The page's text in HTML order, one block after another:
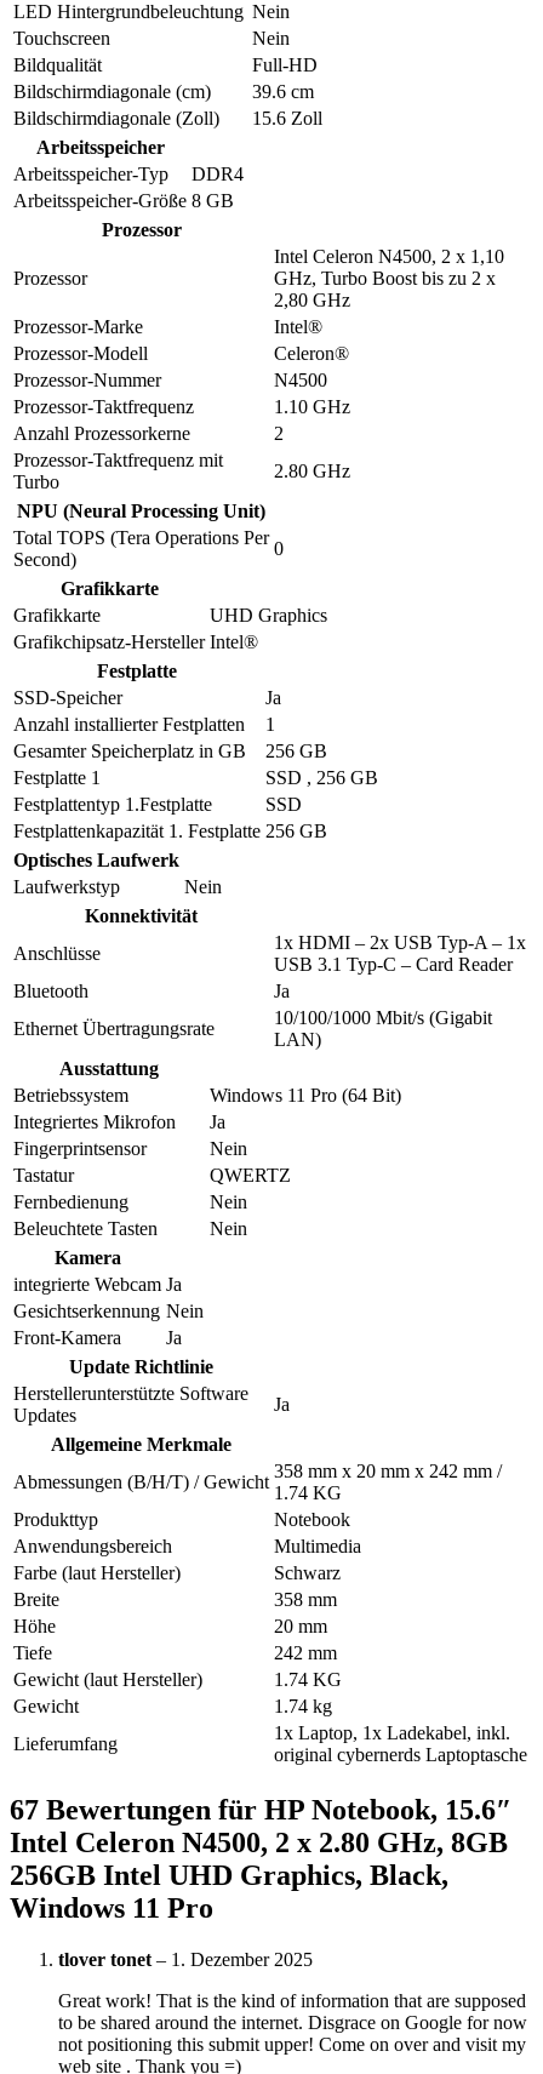
LED Hintergrundbeleuchtung Nein
Touchscreen
Nein
Bildqualität
Full-HD
Bildschirmdiagonale (cm)
39.6 cm
Bildschirmdiagonale (Zoll)
15.6 Zoll
Arbeitsspeicher
Arbeitsspeicher-Typ
DDR4
Arbeitsspeicher-Größe 8 GB
Prozessor
Prozessor
Intel Celeron N4500, 2 x 1,10
GHz, Turbo Boost bis zu 2 x
2,80 GHz
Prozessor-Marke
Intel®
Prozessor-Modell
Celeron®
Prozessor-Nummer
N4500
Prozessor-Taktfrequenz
1.10 GHz
Anzahl Prozessorkerne
2
Prozessor-Taktfrequenz mit
Turbo
2.80 GHz
NPU (Neural Processing Unit)
Total TOPS (Tera Operations Per
Second)
0
Grafikkarte
Grafikkarte
UHD Graphics
Grafikchipsatz-Hersteller Intel®
Festplatte
SSD-Speicher
Ja
Anzahl installierter Festplatten
1
Gesamter Speicherplatz in GB
256 GB
Festplatte 1
SSD , 256 GB
Festplattentyp 1.Festplatte
SSD
Festplattenkapazität 1. Festplatte 256 GB
Optisches Laufwerk
Laufwerkstyp
Nein
Konnektivität
Anschlüsse
1x HDMI – 2x USB Typ-A – 1x
USB 3.1 Typ-C – Card Reader
Bluetooth
Ja
Ethernet Übertragungsrate
10/100/1000 Mbit/s (Gigabit
LAN)
Ausstattung
Betriebssystem
Windows 11 Pro (64 Bit)
Integriertes Mikrofon
Ja
Fingerprintsensor
Nein
Tastatur
QWERTZ
Fernbedienung
Nein
Beleuchtete Tasten
Nein
Kamera
integrierte Webcam Ja
Gesichtserkennung Nein
Front-Kamera
Ja
Update Richtlinie
Herstellerunterstützte Software
Updates
Ja
Allgemeine Merkmale
Abmessungen (B/H/T) / Gewicht
358 mm x 20 mm x 242 mm /
1.74 KG
Produkttyp
Notebook
Anwendungsbereich
Multimedia
Farbe (laut Hersteller)
Schwarz
Breite
358 mm
Höhe
20 mm
Tiefe
242 mm
Gewicht (laut Hersteller)
1.74 KG
Gewicht
1.74 kg
Lieferumfang
1x Laptop, 1x Ladekabel, inkl.
original cybernerds Laptoptasche
67 Bewertungen für HP Notebook, 15.6″
Intel Celeron N4500, 2 x 2.80 GHz, 8GB
256GB Intel UHD Graphics, Black,
Windows 11 Pro
tlover tonet – 1. Dezember 2025
Great work! That is the kind of information that are supposed
to be shared around the internet. Disgrace on Google for now
not positioning this submit upper! Come on over and visit my
web site . Thank you =)